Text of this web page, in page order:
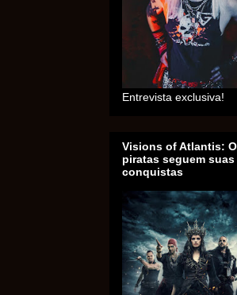
Entrevista exclusiva!
Visions of Atlantis:
piratas seguem suas
conquistas